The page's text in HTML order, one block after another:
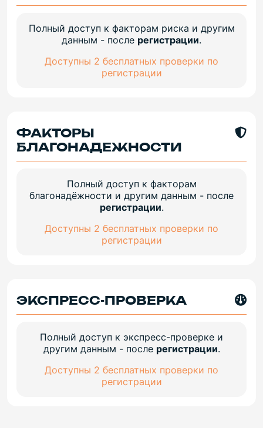
Полный доступ к факторам риска и другим
данным - после регистрации.
Доступны 2 бесплатных проверки по
регистрации
ФАКТОРЫ
БЛАГОНАДЕЖНОСТИ
Полный доступ к факторам
благонадёжности и другим данным - после
регистрации.
Доступны 2 бесплатных проверки по
регистрации
ЭКСПРЕСС-ПРОВЕРКА
Полный доступ к экспресс-проверке и
другим данным - после регистрации.
Доступны 2 бесплатных проверки по
регистрации